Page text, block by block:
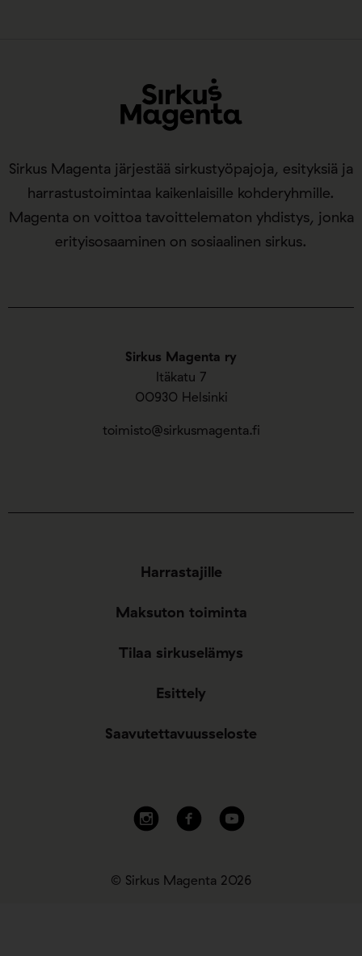
Sirkus Magenta ry
Itäkatu 7
00930 Helsinki
toimisto@sirkusmagenta.fi
Sirkus Magenta järjestää sirkustyöpajoja, esityksiä ja
harrastustoimintaa kaikenlaisille kohderyhmille.
Magenta on voittoa tavoittelematon yhdistys, jonka
erityisosaaminen on sosiaalinen sirkus.
Harrastajille
Maksuton toiminta
Tilaa sirkuselämys
Esittely
Saavutettavuusseloste
© Sirkus Magenta 2026